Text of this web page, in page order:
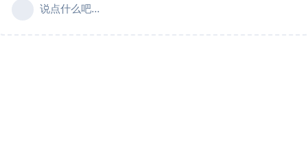
说点什么吧...